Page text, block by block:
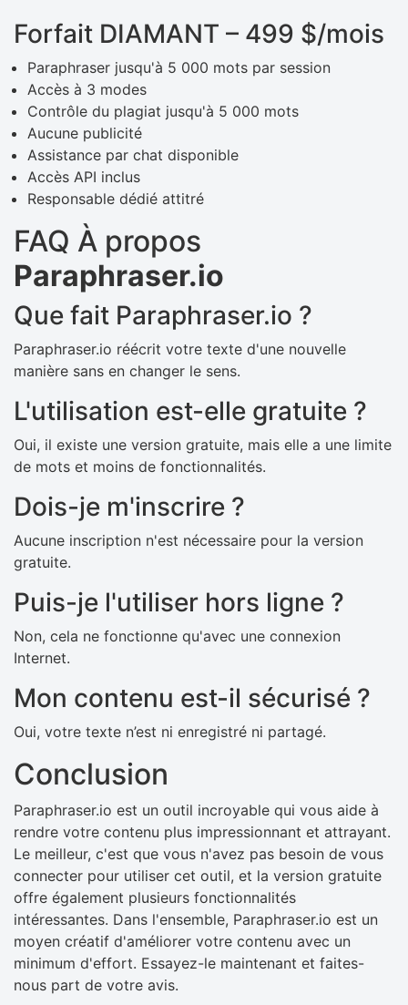
Forfait DIAMANT – 499 $/mois
Paraphraser jusqu'à 5 000 mots par session
Accès à 3 modes
Contrôle du plagiat jusqu'à 5 000 mots
Aucune publicité
Assistance par chat disponible
Accès API inclus
Responsable dédié attitré
FAQ À propos
Paraphraser.io
Que fait Paraphraser.io ?
Paraphraser.io réécrit votre texte d'une nouvelle
manière sans en changer le sens.
L'utilisation est-elle gratuite ?
Oui, il existe une version gratuite, mais elle a une limite
de mots et moins de fonctionnalités.
Dois-je m'inscrire ?
Aucune inscription n'est nécessaire pour la version
gratuite.
Puis-je l'utiliser hors ligne ?
Non, cela ne fonctionne qu'avec une connexion
Internet.
Mon contenu est-il sécurisé ?
Oui, votre texte n’est ni enregistré ni partagé.
Conclusion
Paraphraser.io est un outil incroyable qui vous aide à
rendre votre contenu plus impressionnant et attrayant.
Le meilleur, c'est que vous n'avez pas besoin de vous
connecter pour utiliser cet outil, et la version gratuite
offre également plusieurs fonctionnalités
intéressantes. Dans l'ensemble, Paraphraser.io est un
moyen créatif d'améliorer votre contenu avec un
minimum d'effort. Essayez-le maintenant et faites-
nous part de votre avis.